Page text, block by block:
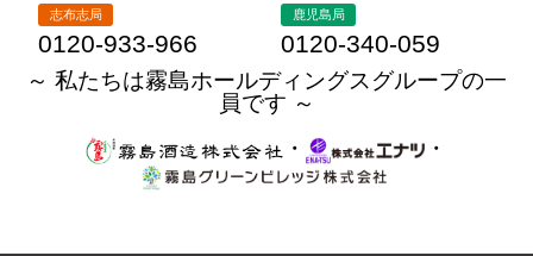
志布志局
0120-933-966
鹿児島局
0120-340-059
～ 私たちは霧島ホールディングスグループの一
員です ～
・
・